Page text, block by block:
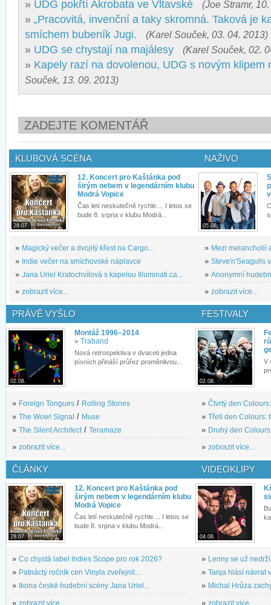
» UDG pokřtí Akrobata ve Vltavské (Joe Stramr,
» „Pracovitá, invenční a taky skromná. Taková je
smíchem bubeník Jugi.
(Karel Souček, 03. 04. 2013)
» UDG se chystají na majálesy (Karel Souček, 02.
» Kapely razí na dovolenou, UDG s novým klipem
Souček, 13. 09. 2013)
ZADEJTE KOMENTÁŘ
KLUBOVÁ SCÉNA
28.07.
12. Koncert pro Kaštánka pod
širým nebem v legendárním klubu
Modrá Vopice
Čas letí neskutečně rychle.... I letos se
bude 8. srpna v klubu Modrá...
» Magický večer a dvojitý křest na Cargo...
» Indie večer na smíchovské náplavce
» Jana Uriel Kratochvílová s kapelou Illuminati.ca...
» zobrazit více...
NAŽIVO
05.08.
» Mezi melancholií
» Steve'n'Seagulls
» Anonymní
» zobrazit více...
PRÁVĚ VYŠLO
02.08.
Montáž 1996–2014
» Traband
Nová retrospektiva v dvaceti jedna
písních přináší průřez proměnlivou...
» Foreign Tongues / Rolling Stones
» The Wow! Signal / Muse
» The Silent Architect/ Teramaze
» zobrazit více...
FESTIVALY
02.08.
V
» Čtvrtý den
» Třetí den Colours:
» Druhý den
» zobrazit více...
ČLÁNKY
28.07.
12. Koncert pro Kaštánka pod
širým nebem v legendárním klubu
Modrá Vopice
Čas letí neskutečně rychle.... I letos se
bude 8. srpna v klubu Modrá...
» Co chystá label Indies Scope pro rok 2026?
» Patnáctý ročník cen Vinyla zveřejnil...
»
Ikona české hudební scény Jana Uriel...
» zobrazit více...
VIDEOKLIPY
04.08.
» Lenny se už
» Tanja hlásí návrat
» Michal Hrůza
» zobrazit více...